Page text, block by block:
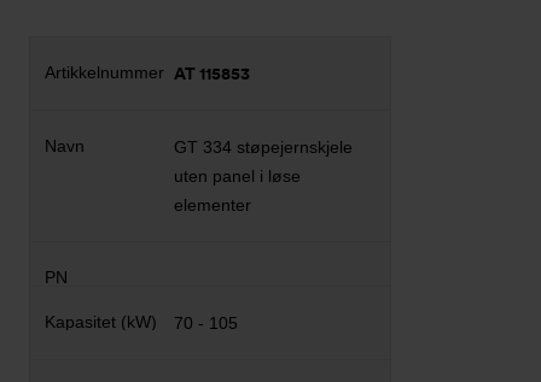
AT 115853
GT 334 støpejernskjele
uten panel i løse
elementer
70 - 105